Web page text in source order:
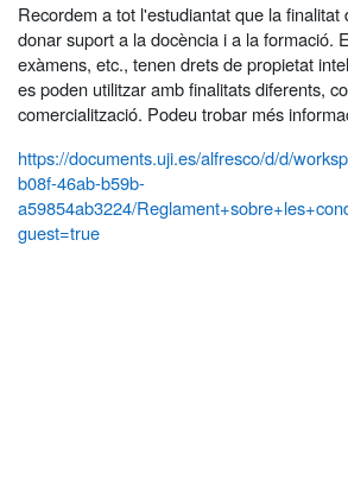
Recordem a tot l'estudiantat que la finalitat
donar suport a la docència i a la formació.
exàmens, etc., tenen drets de propietat
es poden utilitzar amb finalitats diferents,
comercialització. Podeu trobar més
https://documents.uji.es/alfresco/d/d/
b08f-46ab-b59b-
a59854ab3224/
guest=true